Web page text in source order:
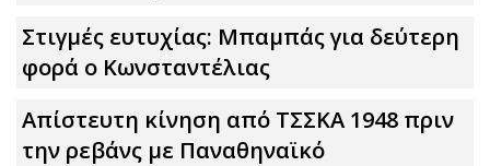
Στιγμές ευτυχίας: Μπαμπάς για δεύτερη
φορά ο Κωνσταντέλιας
Απίστευτη κίνηση από ΤΣΣΚΑ 1948 πριν
την ρεβάνς με Παναθηναϊκό